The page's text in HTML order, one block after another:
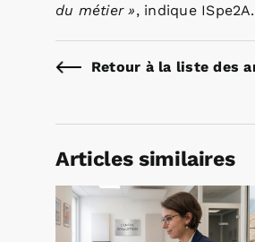
du métier », indique ISpe2A.
Retour à la liste des
Articles similaires